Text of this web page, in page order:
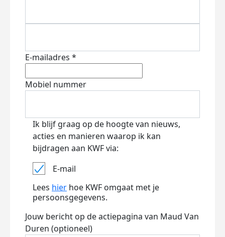
E-mailadres *
Mobiel nummer
Ik blijf graag op de hoogte van nieuws,
acties en manieren waarop ik kan
bijdragen aan KWF via:
E-mail
Lees hier hoe KWF omgaat met je
persoonsgegevens.
Jouw bericht op de actiepagina van Maud Van
Duren (optioneel)